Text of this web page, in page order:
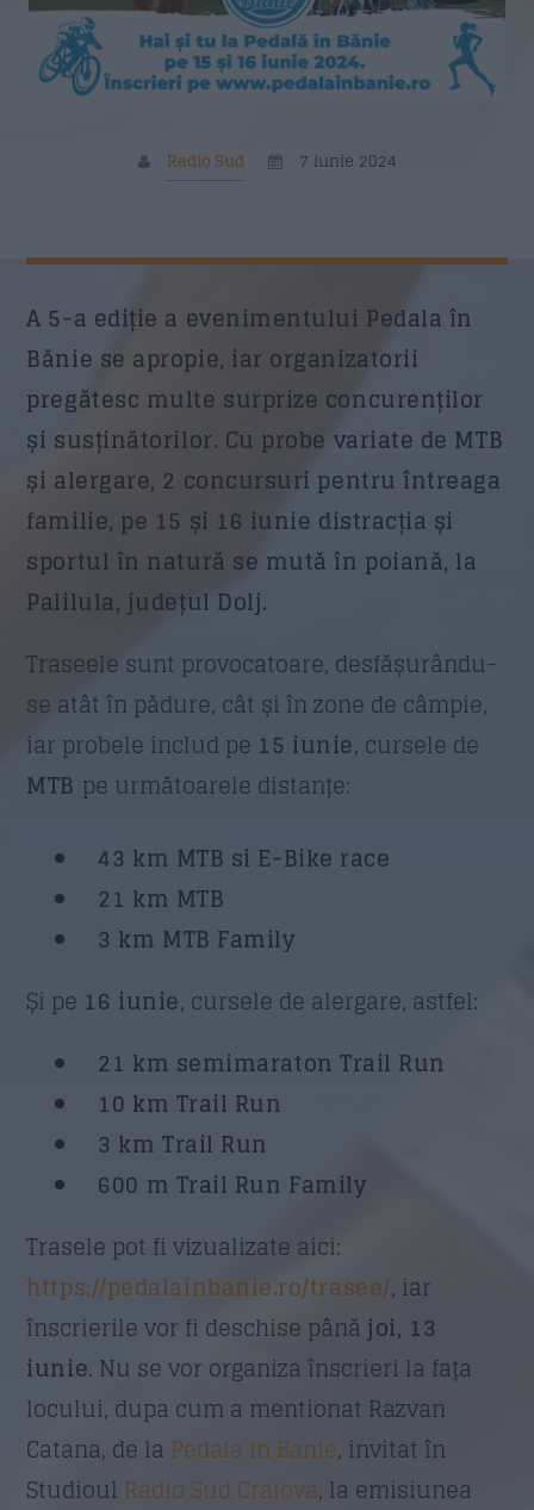
Trimite
Radio Sud 7 iunie 2024
A 5-a ediție a evenimentului Pedala în
Bănie se apropie, iar organizatorii
pregătesc multe surprize concurenților
și susținătorilor. Cu probe variate de MTB
și alergare, 2 concursuri pentru întreaga
familie, pe 15 și 16 iunie distracția și
sportul în natură se mută în poiană, la
Palilula, județul Dolj.
Traseele sunt provocatoare, desfășurându-
se atât în pădure, cât și în zone de câmpie,
iar probele includ pe 15 iunie, cursele de
MTB pe următoarele distanțe:
43 km MTB si E-Bike race
21 km MTB
3 km MTB Family
Și pe 16 iunie, cursele de alergare, astfel:
21 km semimaraton Trail Run
10 km Trail Run
3 km Trail Run
600 m Trail Run Family
Trasele pot fi vizualizate aici:
https://pedalainbanie.ro/trasee/, iar
înscrierile vor fi deschise până joi, 13
iunie. Nu se vor organiza înscrieri la fața
locului, dupa cum a mentionat Razvan
Catana, de la Pedala in Banie, invitat în
Studioul Radio Sud Craiova, la emisiunea